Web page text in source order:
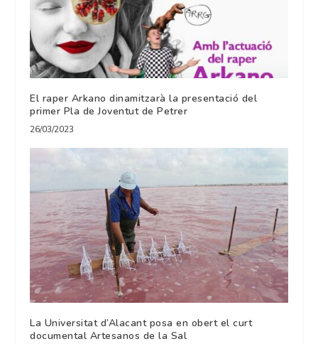
El raper Arkano dinamitzarà la presentació del
primer Pla de Joventut de Petrer
26/03/2023
La Universitat d’Alacant posa en obert el curt
documental Artesanos de la Sal